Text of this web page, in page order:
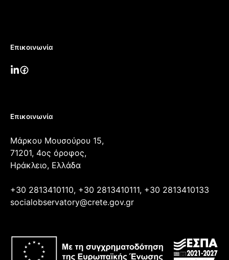
Επικοινωνία
Επικοινωνία
Μάρκου Μουσούρου 15,
71201, 4ος όροφος,
Ηράκλειο, Ελλάδα
+30 2813410110, +30 2813410111, +30 2813410133
socialobservatory@crete.gov.gr